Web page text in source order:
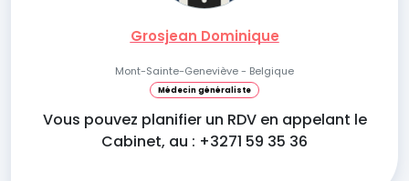
Grosjean Dominique
Mont-Sainte-Geneviève - Belgique
Médecin généraliste
Vous pouvez planifier un RDV en appelant le
Cabinet, au : +3271 59 35 36